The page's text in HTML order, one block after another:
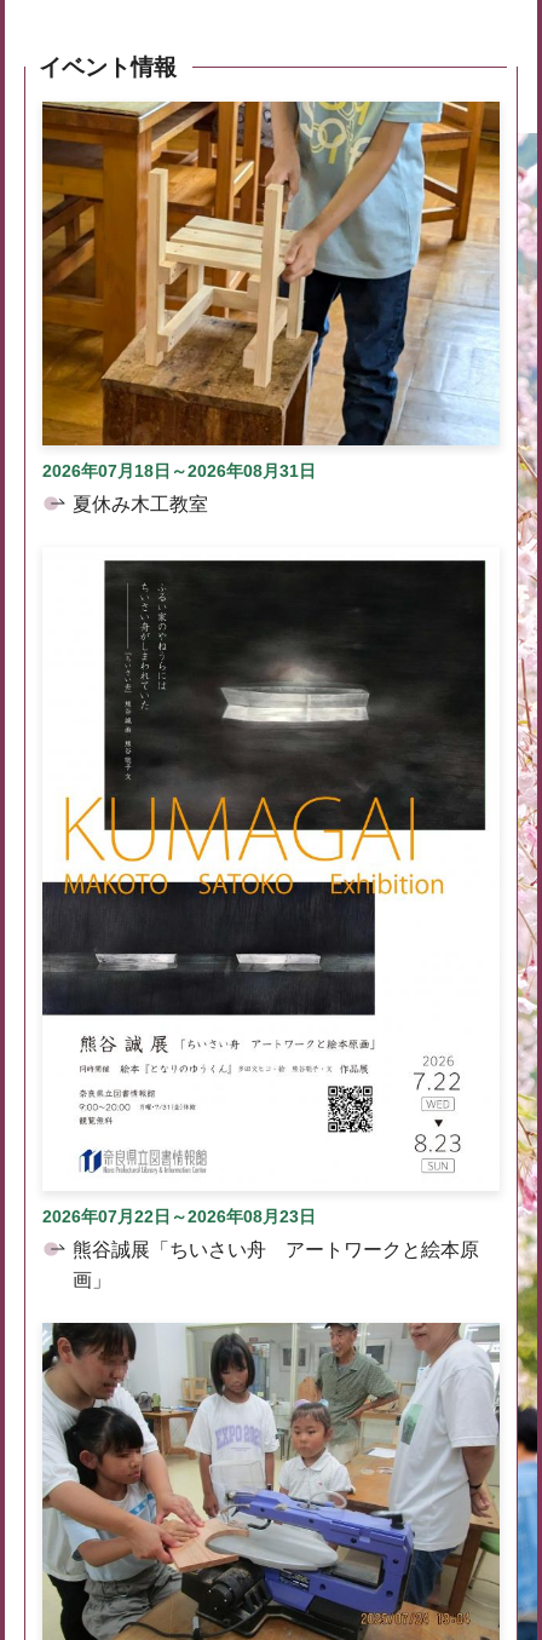
イベント情報
2026年07月18日～2026年08月31日
夏休み木工教室
2026年07月22日～2026年08月23日
熊谷誠展「ちいさい舟 アートワークと絵本原
画」